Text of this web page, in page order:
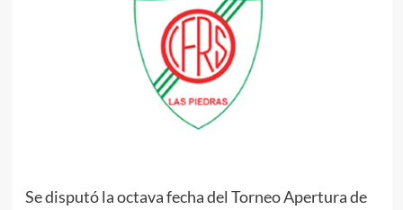
Se disputó la octava fecha del Torneo Apertura de